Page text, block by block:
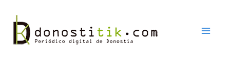
contenido